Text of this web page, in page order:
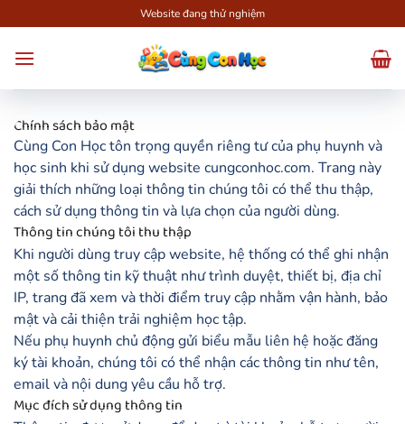
qua
nội
Website đang thử nghiệm
Chính sách bảo mật
Cùng Con Học tôn trọng quyền riêng tư của phụ huynh và
học sinh khi sử dụng website cungconhoc.com. Trang này
giải thích những loại thông tin chúng tôi có thể thu thập,
cách sử dụng thông tin và lựa chọn của người dùng.
Thông tin chúng tôi thu thập
Khi người dùng truy cập website, hệ thống có thể ghi nhận
một số thông tin kỹ thuật như trình duyệt, thiết bị, địa chỉ
IP, trang đã xem và thời điểm truy cập nhằm vận hành, bảo
mật và cải thiện trải nghiệm học tập.
Nếu phụ huynh chủ động gửi biểu mẫu liên hệ hoặc đăng
ký tài khoản, chúng tôi có thể nhận các thông tin như tên,
email và nội dung yêu cầu hỗ trợ.
Mục đích sử dụng thông tin